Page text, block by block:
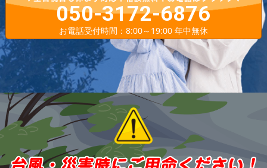
050-3172-6876
お電話受付時間：8:00～19:00 年中無休